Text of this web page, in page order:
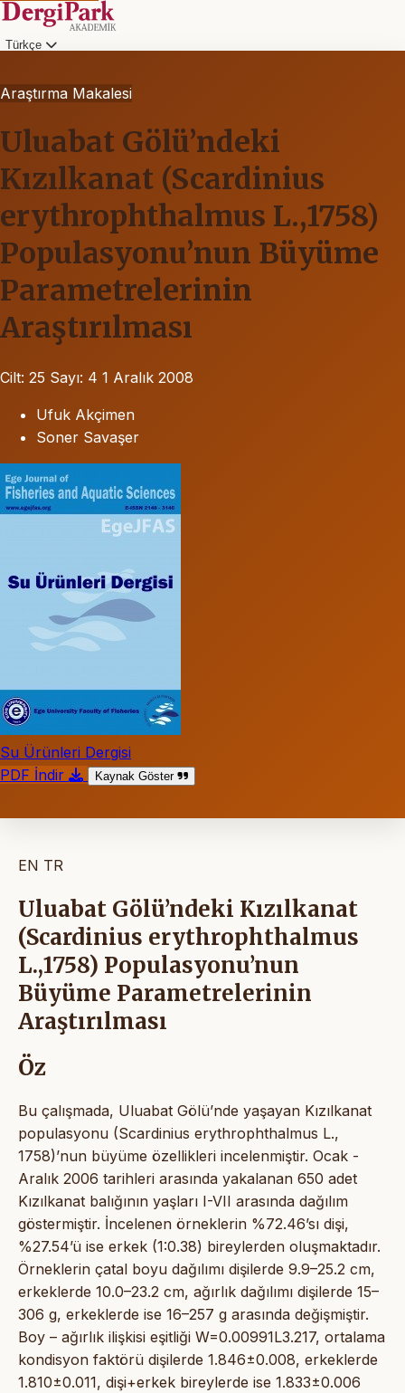
Türkçe
Araştırma Makalesi
Uluabat Gölü’ndeki
Kızılkanat (Scardinius
erythrophthalmus L.,1758)
Populasyonu’nun Büyüme
Parametrelerinin
Araştırılması
Cilt: 25 Sayı: 4 1 Aralık 2008
Ufuk Akçimen
Soner Savaşer
Su Ürünleri Dergisi
PDF İndir
Kaynak Göster
EN TR
Uluabat Gölü’ndeki Kızılkanat
(Scardinius erythrophthalmus
L.,1758) Populasyonu’nun
Büyüme Parametrelerinin
Araştırılması
Öz
Bu çalışmada, Uluabat Gölü’nde yaşayan Kızılkanat
populasyonu (Scardinius erythrophthalmus L.,
1758)’nun büyüme özellikleri incelenmiştir. Ocak -
Aralık 2006 tarihleri arasında yakalanan 650 adet
Kızılkanat balığının yaşları I-VII arasında dağılım
göstermiştir. İncelenen örneklerin %72.46’sı dişi,
%27.54’ü ise erkek (1:0.38) bireylerden oluşmaktadır.
Örneklerin çatal boyu dağılımı dişilerde 9.9–25.2 cm,
erkeklerde 10.0–23.2 cm, ağırlık dağılımı dişilerde 15–
306 g, erkeklerde ise 16–257 g arasında değişmiştir.
Boy – ağırlık ilişkisi eşitliği W=0.00991L3.217, ortalama
kondisyon faktörü dişilerde 1.846±0.008, erkeklerde
1.810±0.011, dişi+erkek bireylerde ise 1.833±0.006